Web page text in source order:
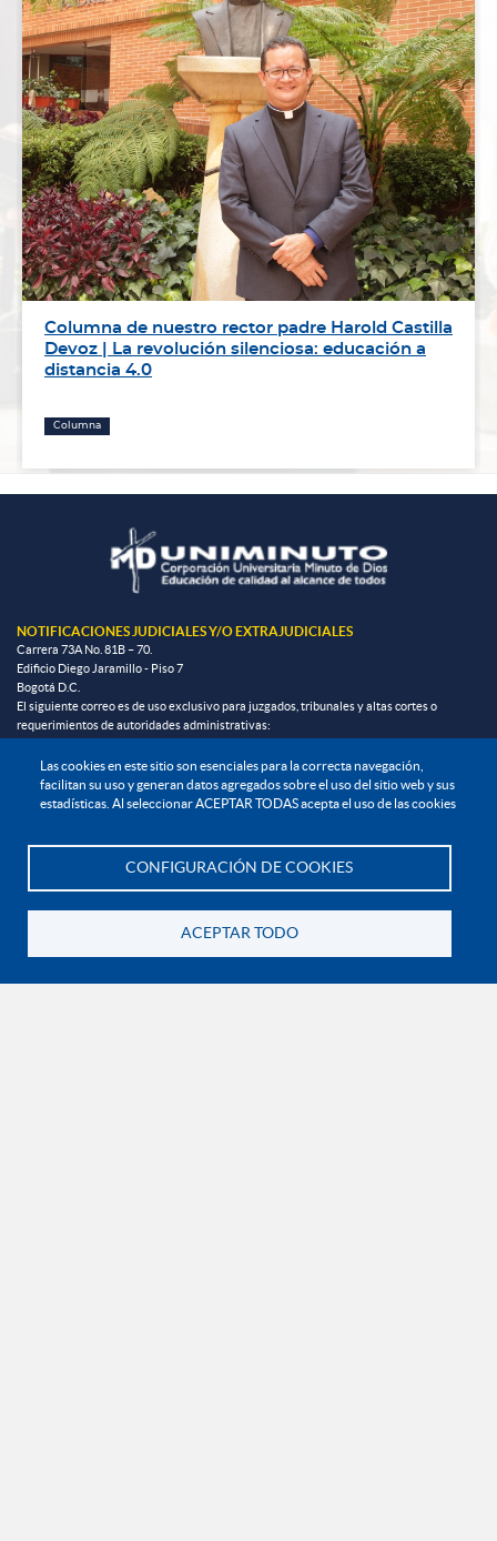
Las cookies en este sitio son esenciales para la correcta navegación,
facilitan su uso y generan datos agregados sobre el uso del sitio web y sus
estadísticas. Al seleccionar ACEPTAR TODAS acepta el uso de las cookies
CONFIGURACIÓN DE COOKIES
ACEPTAR TODO
Columna de nuestro rector padre Harold Castilla
Devoz | La revolución silenciosa: educación a
distancia 4.0
Columna
NOTIFICACIONES JUDICIALES Y/O EXTRAJUDICIALES
Carrera 73A No. 81B – 70.
Edificio Diego Jaramillo - Piso 7
Bogotá D.C.
El siguiente correo es de uso exclusivo para juzgados, tribunales y altas cortes o
requerimientos de autoridades administrativas:
INFORMACIÓN LEGAL
Documentos institucionales y normatividad interna general
Reglamento profesoral
Política de bienestar universitario